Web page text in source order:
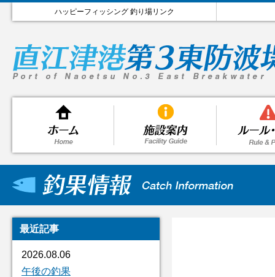
ハッピーフィッシング 釣り場リンク
最近記事
2026.08.06
午後の釣果